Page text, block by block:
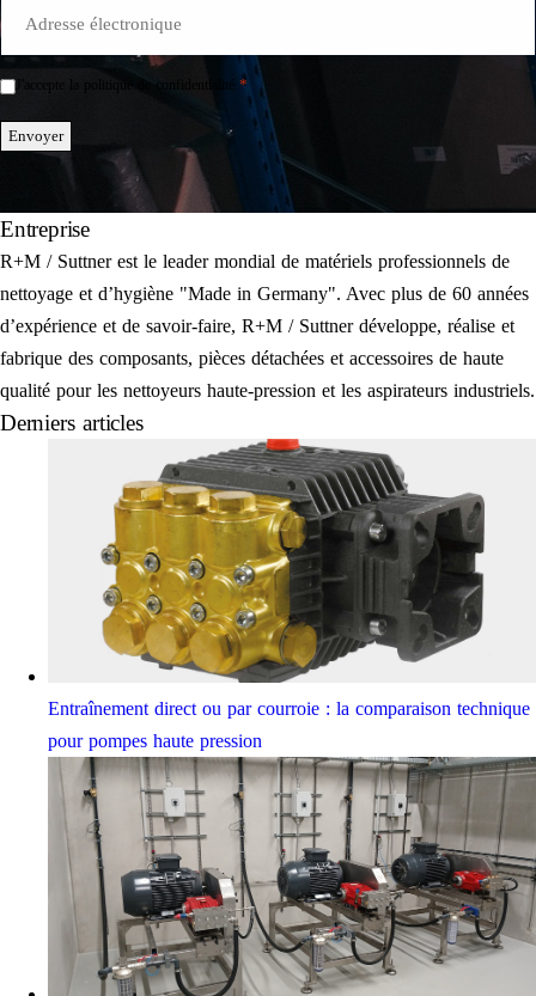
Mail
Einwilligung
J'accepte la politique de confidentialité.*
Envoyer
Entreprise
R+M / Suttner est le leader mondial de matériels professionnels de
nettoyage et d’hygiène "Made in Germany". Avec plus de 60 années
d’expérience et de savoir-faire, R+M / Suttner développe, réalise et
fabrique des composants, pièces détachées et accessoires de haute
qualité pour les nettoyeurs haute-pression et les aspirateurs industriels.
Derniers articles
Entraînement direct ou par courroie : la comparaison technique
pour pompes haute pression